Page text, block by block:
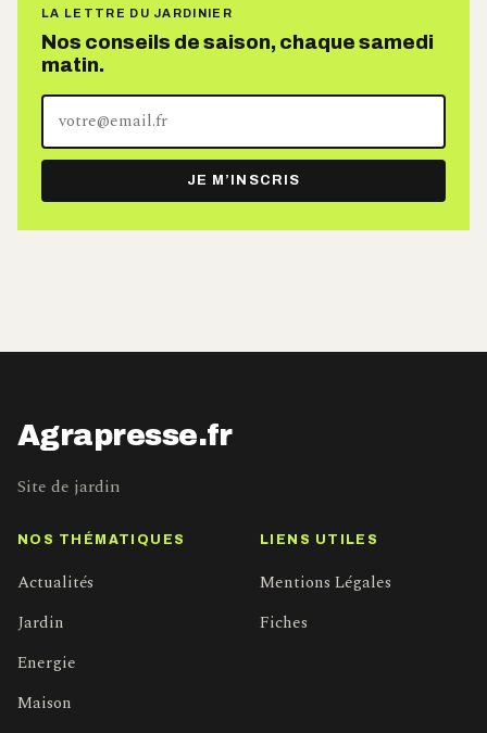
LA LETTRE DU JARDINIER
Nos conseils de saison, chaque samedi
matin.
Votre
adresse
e-
mail
JE M’INSCRIS
Agrapresse.fr
Site de jardin
NOS THÉMATIQUES
Actualités
Jardin
Energie
Maison
LIENS UTILES
Mentions Légales
Fiches